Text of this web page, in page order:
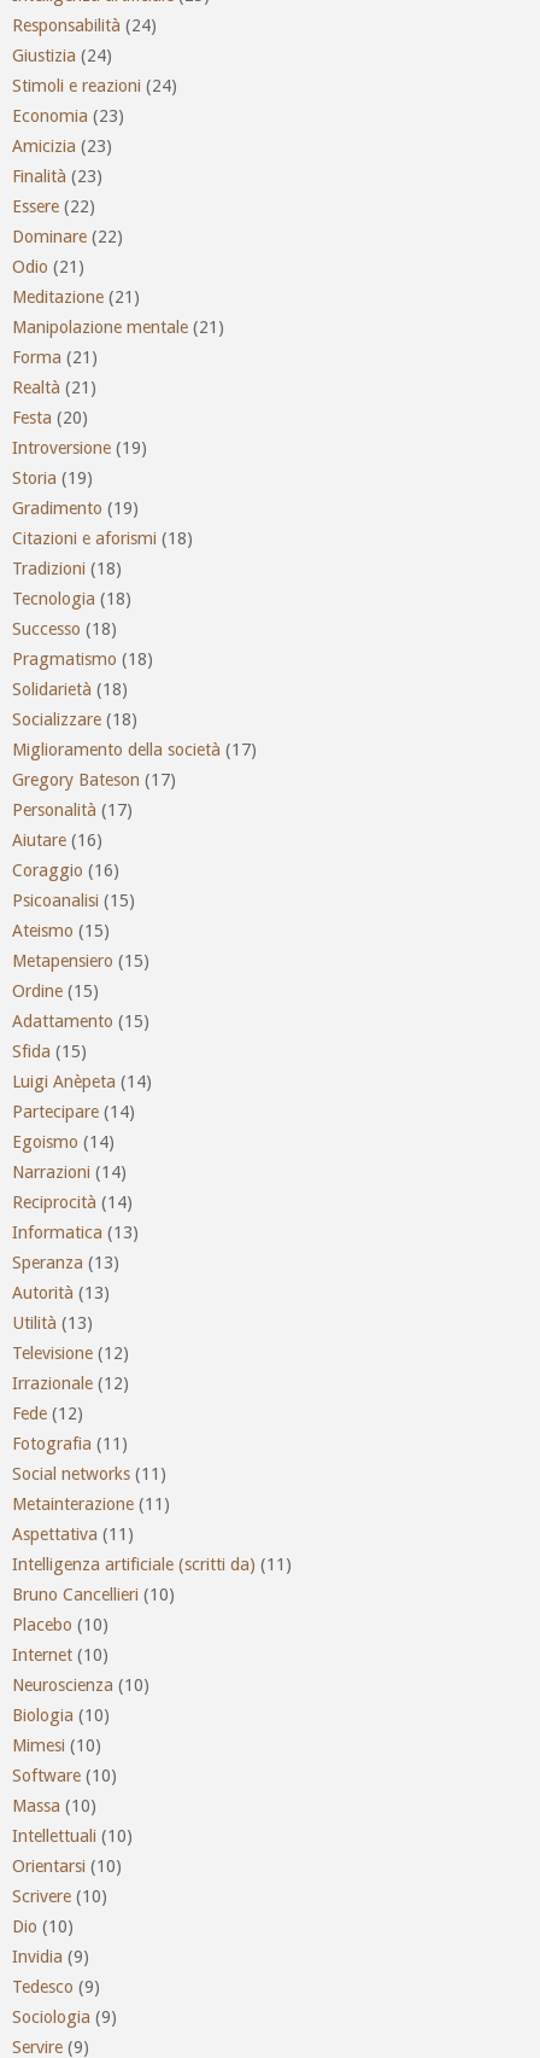
Responsabilità (24)
Giustizia (24)
Stimoli e reazioni (24)
Economia (23)
Amicizia (23)
Finalità (23)
Essere (22)
Dominare (22)
Odio (21)
Meditazione (21)
Manipolazione mentale (21)
Forma (21)
Realtà (21)
Festa (20)
Introversione (19)
Storia (19)
Gradimento (19)
Citazioni e aforismi (18)
Tradizioni (18)
Tecnologia (18)
Successo (18)
Pragmatismo (18)
Solidarietà (18)
Socializzare (18)
Miglioramento della società (17)
Gregory Bateson (17)
Personalità (17)
Aiutare (16)
Coraggio (16)
Psicoanalisi (15)
Ateismo (15)
Metapensiero (15)
Ordine (15)
Adattamento (15)
Sfida (15)
Luigi Anèpeta (14)
Partecipare (14)
Egoismo (14)
Narrazioni (14)
Reciprocità (14)
Informatica (13)
Speranza (13)
Autorità (13)
Utilità (13)
Televisione (12)
Irrazionale (12)
Fede (12)
Fotografia (11)
Social networks (11)
Metainterazione (11)
Aspettativa (11)
Intelligenza artificiale (scritti da) (11)
Bruno Cancellieri (10)
Placebo (10)
Internet (10)
Neuroscienza (10)
Biologia (10)
Mimesi (10)
Software (10)
Massa (10)
Intellettuali (10)
Orientarsi (10)
Scrivere (10)
Dio (10)
Invidia (9)
Tedesco (9)
Sociologia (9)
Servire (9)